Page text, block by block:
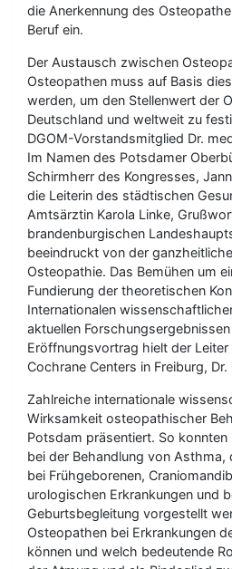
die Anerkennung des
Beruf ein.
Der Austausch zwischen
Osteopathen muss auf Basis
werden, um den Stellenwert der
Deutschland und weltweit zu
DGOM-Vorstandsmitglied Dr.
Im Namen des Potsdamer
Schirmherr des Kongresses,
die Leiterin des städtischen
Amtsärztin Karola Linke,
brandenburgischen
beeindruckt von der
Osteopathie. Das Bemühen um
Fundierung der theoretischen
Internationalen
aktuellen
Eröffnungsvortrag hielt der
Cochrane Centers in Freiburg, Dr.
Zahlreiche internationale
Wirksamkeit osteopathischer
Potsdam präsentiert. So
bei der Behandlung von Asthma,
bei Frühgeborenen,
urologischen Erkrankungen und
Geburtsbegleitung vorgestellt
Osteopathen bei Erkrankungen
können und welch bedeutende